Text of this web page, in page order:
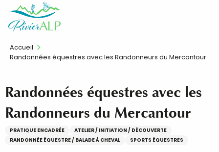
contenu
FR
Accueil
Randonnées équestres avec les Randonneurs du Mercantour
Randonnées équestres avec les
Randonneurs du Mercantour
PRATIQUE ENCADRÉE
ATELIER / INITIATION / DÉCOUVERTE
RANDONNÉE ÉQUESTRE / BALADE À CHEVAL
SPORTS ÉQUESTRES